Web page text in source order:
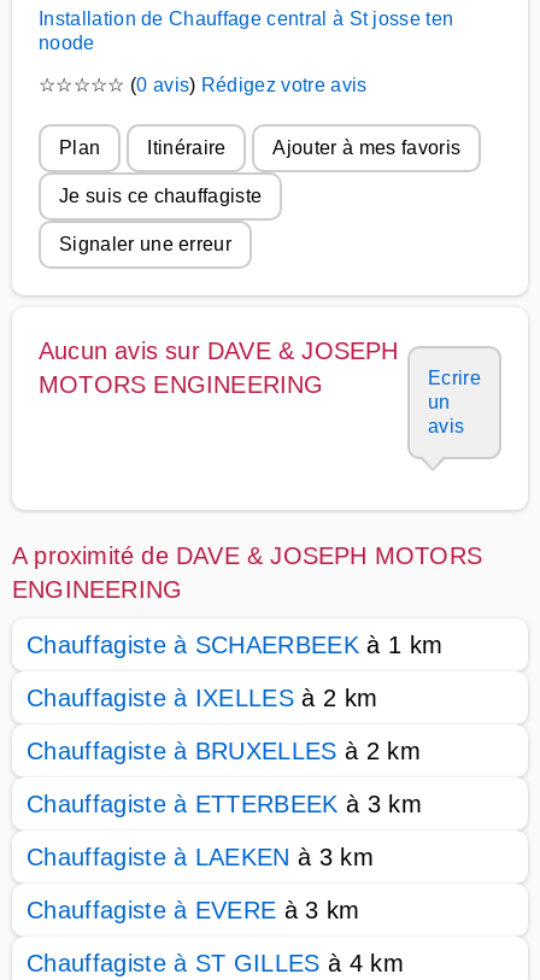
Installation de Chauffage central à St josse ten
noode
☆☆☆☆☆ (0 avis) Rédigez votre avis
Plan Itinéraire Ajouter à mes favoris
Je suis ce chauffagiste
Signaler une erreur
Aucun avis sur DAVE & JOSEPH
MOTORS ENGINEERING
Ecrire
un
avis
A proximité de DAVE & JOSEPH MOTORS
ENGINEERING
Chauffagiste à SCHAERBEEK à 1 km
Chauffagiste à IXELLES à 2 km
Chauffagiste à BRUXELLES à 2 km
Chauffagiste à ETTERBEEK à 3 km
Chauffagiste à LAEKEN à 3 km
Chauffagiste à EVERE à 3 km
Chauffagiste à ST GILLES à 4 km